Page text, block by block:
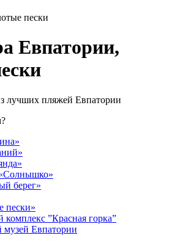
пески
Евпатории,
лучших пляжей Евпатории
берег»
пески»
”Красная горка”
музей Евпатории